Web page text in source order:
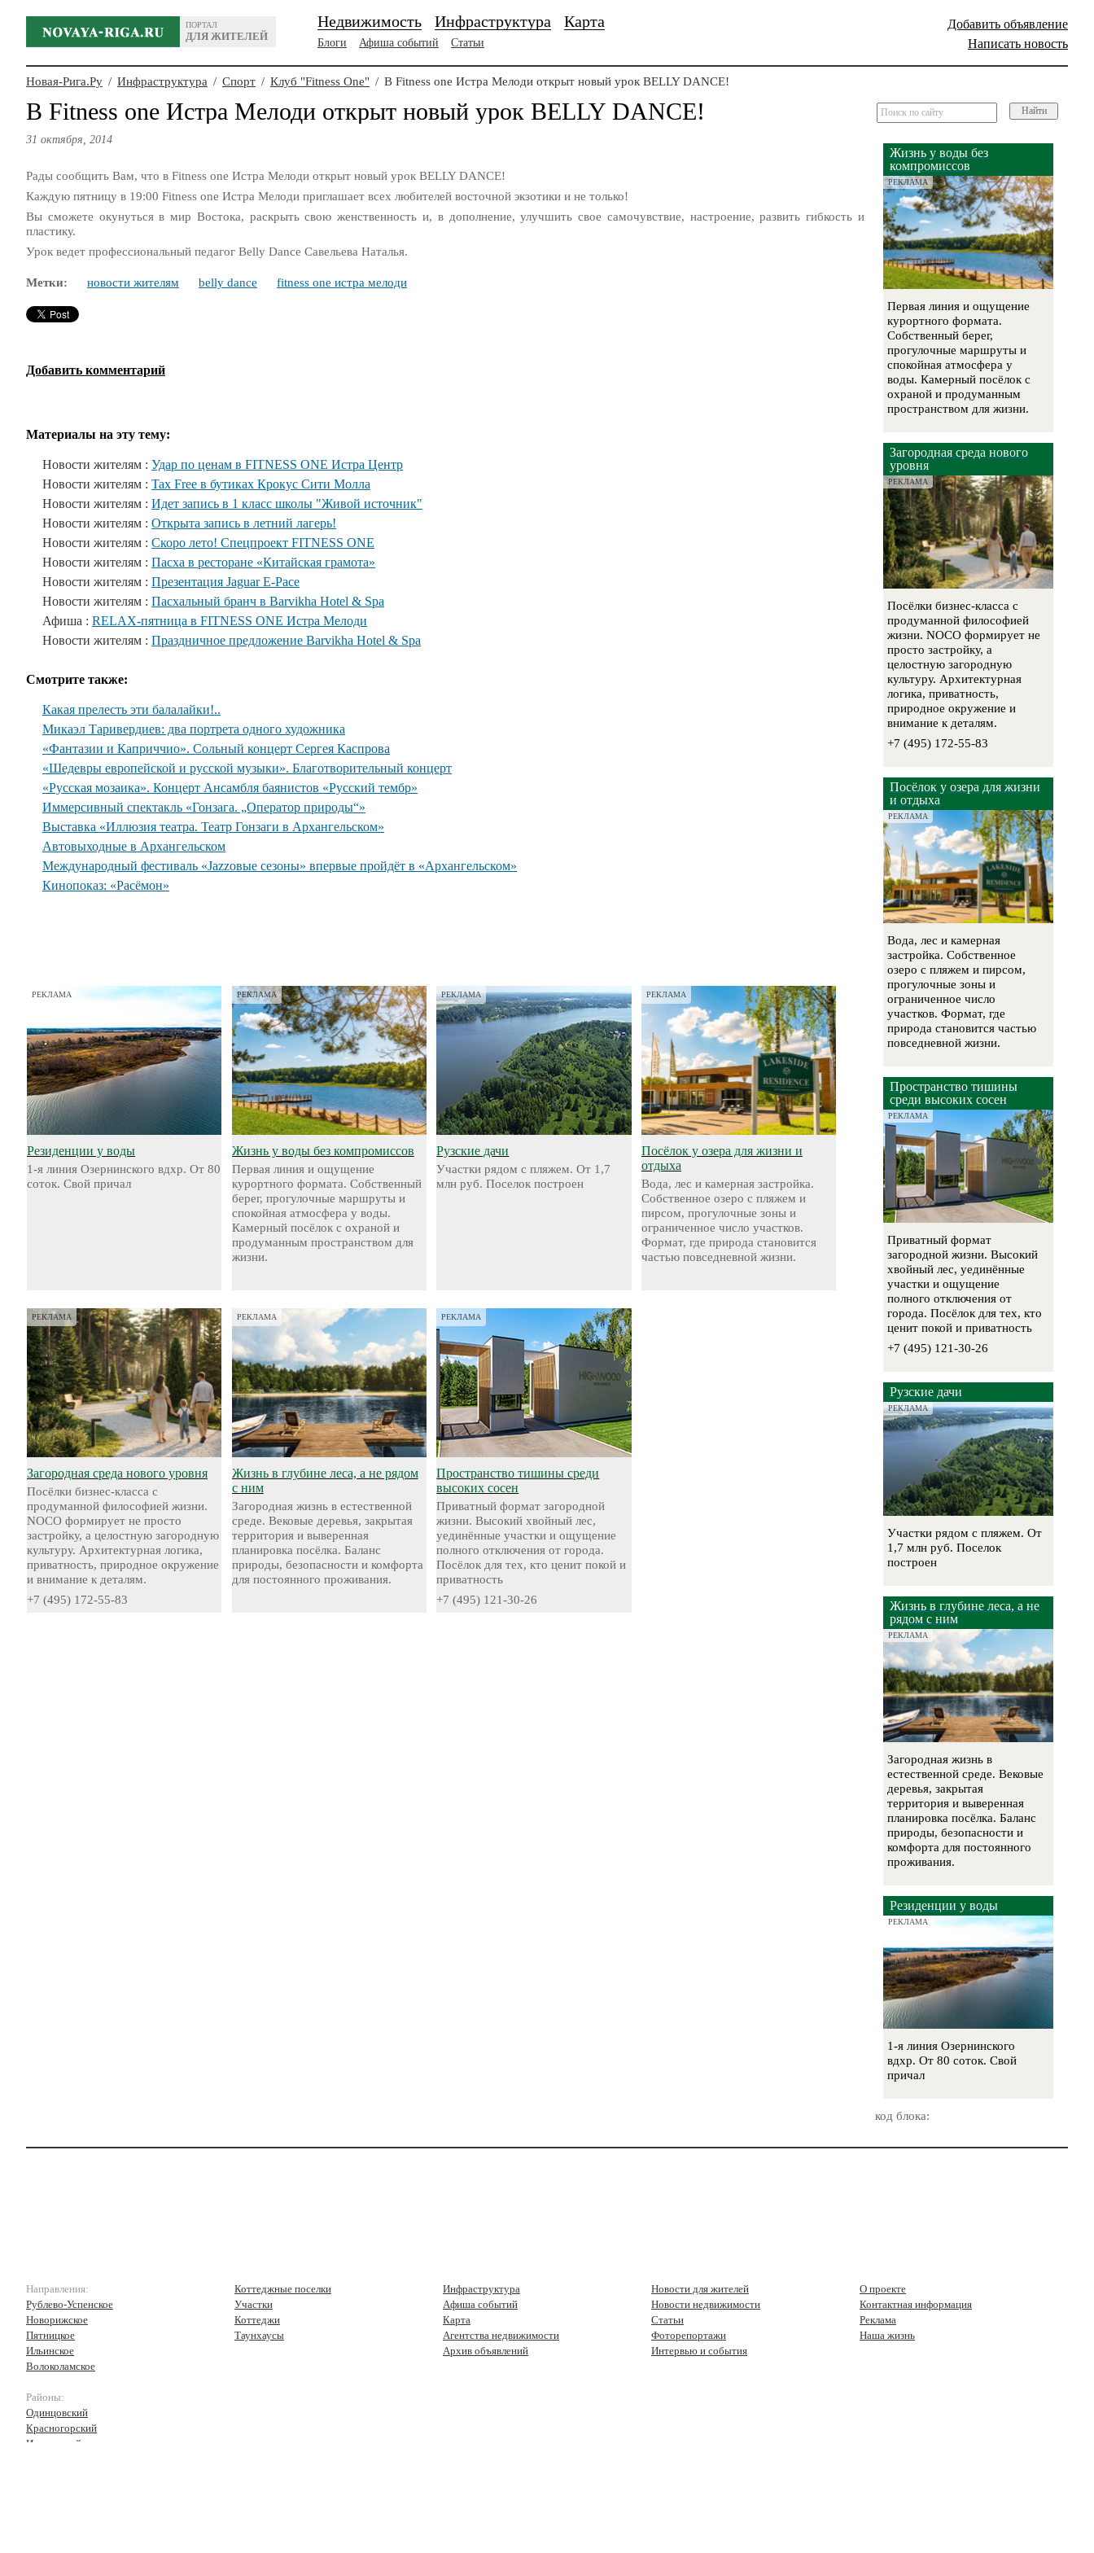
ПОРТАЛ
ДЛЯ ЖИТЕЛЕЙ
Добавить объявление
Написать новость
Недвижимость Инфраструктура Карта
Блоги Афиша событий Статьи
Новая-Рига.Ру / Инфраструктура / Спорт / Клуб "Fitness One" / В Fitness one Истра Мелоди открыт новый урок BELLY DANCE!
В Fitness one Истра Мелоди открыт новый урок BELLY DANCE!
31 октября, 2014
Рады сообщить Вам, что в Fitness one Истра Мелоди открыт новый урок BELLY DANCE!
Каждую пятницу в 19:00 Fitness one Истра Мелоди приглашает всех любителей восточной экзотики и не только!
Вы сможете окунуться в мир Востока, раскрыть свою женственность и, в дополнение, улучшить свое самочувствие, настроение, развить гибкость и
пластику.
Урок ведет профессиональный педагог Belly Dance Савельева Наталья.
Метки: новости жителям belly dance fitness one истра мелоди
Добавить комментарий
Материалы на эту тему:
Новости жителям : Удар по ценам в FITNESS ONE Истра Центр
Новости жителям : Tax Free в бутиках Крокус Сити Молла
Новости жителям : Идет запись в 1 класс школы "Живой источник"
Новости жителям : Открыта запись в летний лагерь!
Новости жителям : Скоро лето! Спецпроект FITNESS ONE
Новости жителям : Пасха в ресторане «Китайская грамота»
Новости жителям : Презентация Jaguar E-Pace
Новости жителям : Пасхальный бранч в Barvikha Hotel & Spa
Афиша : RELAX-пятница в FITNESS ONE Истра Мелоди
Новости жителям : Праздничное предложение Barvikha Hotel & Spa
Смотрите также:
Какая прелесть эти балалайки!..
Микаэл Таривердиев: два портрета одного художника
«Фантазии и Каприччио». Сольный концерт Сергея Каспрова
«Шедевры европейской и русской музыки». Благотворительный концерт
«Русская мозаика». Концерт Ансамбля баянистов «Русский тембр»
Иммерсивный спектакль «Гонзага. „Оператор природы“»
Выставка «Иллюзия театра. Театр Гонзаги в Архангельском»
Автовыходные в Архангельском
Международный фестиваль «Jazzовые сезоны» впервые пройдёт в «Архангельском»
Кинопоказ: «Расёмон»
РЕКЛАМА
Резиденции у воды
1-я линия Озернинского вдхр. От 80
соток. Свой причал
РЕКЛАМА
Жизнь у воды без компромиссов
Первая линия и ощущение
курортного формата. Собственный
берег, прогулочные маршруты и
спокойная атмосфера у воды.
Камерный посёлок с охраной и
продуманным пространством для
жизни.
РЕКЛАМА
Рузские дачи
Участки рядом с пляжем. От 1,7
млн руб. Поселок построен
РЕКЛАМА
Посёлок у озера для жизни и
отдыха
Вода, лес и камерная застройка.
Собственное озеро с пляжем и
пирсом, прогулочные зоны и
ограниченное число участков.
Формат, где природа становится
частью повседневной жизни.
РЕКЛАМА
Загородная среда нового уровня
Посёлки бизнес-класса с
продуманной философией жизни.
NOCO формирует не просто
застройку, а целостную загородную
культуру. Архитектурная логика,
приватность, природное окружение
и внимание к деталям.
+7 (495) 172-55-83
РЕКЛАМА
Жизнь в глубине леса, а не рядом
с ним
Загородная жизнь в естественной
среде. Вековые деревья, закрытая
территория и выверенная
планировка посёлка. Баланс
природы, безопасности и комфорта
для постоянного проживания.
РЕКЛАМА
Пространство тишины среди
высоких сосен
Приватный формат загородной
жизни. Высокий хвойный лес,
уединённые участки и ощущение
полного отключения от города.
Посёлок для тех, кто ценит покой и
приватность
+7 (495) 121-30-26
Найти
Жизнь у воды без
компромиссов
РЕКЛАМА
Первая линия и ощущение
курортного формата.
Собственный берег,
прогулочные маршруты и
спокойная атмосфера у
воды. Камерный посёлок с
охраной и продуманным
пространством для жизни.
Загородная среда нового
уровня
РЕКЛАМА
Посёлки бизнес-класса с
продуманной философией
жизни. NOCO формирует не
просто застройку, а
целостную загородную
культуру. Архитектурная
логика, приватность,
природное окружение и
внимание к деталям.
+7 (495) 172-55-83
Посёлок у озера для жизни
и отдыха
РЕКЛАМА
Вода, лес и камерная
застройка. Собственное
озеро с пляжем и пирсом,
прогулочные зоны и
ограниченное число
участков. Формат, где
природа становится частью
повседневной жизни.
Пространство тишины
среди высоких сосен
РЕКЛАМА
Приватный формат
загородной жизни. Высокий
хвойный лес, уединённые
участки и ощущение
полного отключения от
города. Посёлок для тех, кто
ценит покой и приватность
+7 (495) 121-30-26
Рузские дачи
РЕКЛАМА
Участки рядом с пляжем. От
1,7 млн руб. Поселок
построен
Жизнь в глубине леса, а не
рядом с ним
РЕКЛАМА
Загородная жизнь в
естественной среде. Вековые
деревья, закрытая
территория и выверенная
планировка посёлка. Баланс
природы, безопасности и
комфорта для постоянного
проживания.
Резиденции у воды
РЕКЛАМА
1-я линия Озернинского
вдхр. От 80 соток. Свой
причал
код блока:
Направления:
Рублево-Успенское
Новорижское
Пятницкое
Ильинское
Волоколамское
Районы:
Одинцовский
Красногорский
Истринский
Коттеджные поселки
Участки
Коттеджи
Таунхаусы
Инфраструктура
Афиша событий
Карта
Агентства недвижимости
Архив объявлений
Новости для жителей
Новости недвижимости
Статьи
Фоторепортажи
Интервью и события
О проекте
Контактная информация
Реклама
Наша жизнь